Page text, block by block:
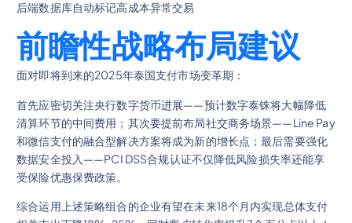
后端数据库自动标记高成本异常交易
前瞻性战略布局建议
面对即将到来的2025年泰国支付市场变革期：
首先应密切关注央行数字货币进展——预计数字泰铢将大幅降低
清算环节的中间费用；其次要提前布局社交商务场景——Line Pay
和微信支付的融合型解决方案将成为新的增长点；最后需要强化
数据安全投入——PCI DSS合规认证不仅降低风险损失率还能享
受保险优惠保费政策。
综合运用上述策略组合的企业有望在未来18个月内实现总体支付